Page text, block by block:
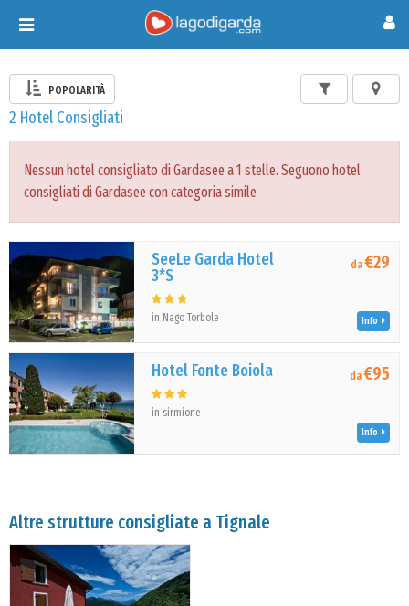
Toggle
navigation
POPOLARITÀ
2 Hotel Consigliati
Nessun hotel consigliato di Gardasee a 1 stelle. Seguono hotel
consigliati di Gardasee con categoria simile
SeeLe Garda Hotel
3*S
in Nago Torbole
da€29
Info
Hotel Fonte Boiola
in sirmione
da€95
Info
Altre strutture consigliate a Tignale